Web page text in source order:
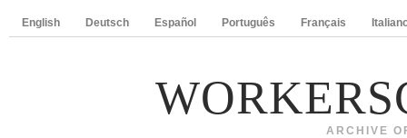
English Deutsch Español Português Français
ARCHIVE